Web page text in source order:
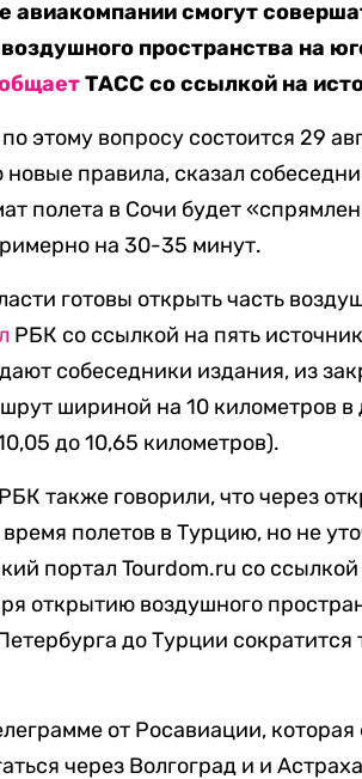
авиакомпании смогут
пространства на
ТАСС со ссылкой на
этому вопросу состоится 29
новые правила, сказал
полета в Сочи будет
на 30-35 минут.
готовы открыть часть
РБК со ссылкой на пять
собеседники издания, из
шириной на 10 километров
до 10,65 километров).
также говорили, что через
полетов в Турцию, но не
портал Tourdom.ru со
открытию воздушного
до Турции сократится
от Росавиации,
через Волгоград и и